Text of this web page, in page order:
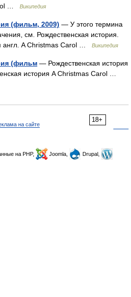
…
Википедия
(фильм, 2009) — У этого термина
см. Рождественская история.
англ. A Christmas Carol …
Википедия
(фильм — Рождественская история
история A Christmas Carol …
18+
на сайте
на PHP, Joomla,
Drupal,